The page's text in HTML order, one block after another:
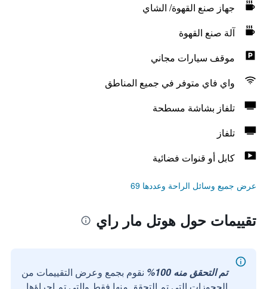
جهاز صنع القهوة/ الشاي
آلة صنع القهوة
موقف سيارات مجاني
واي فاي متوفر في جميع المناطق
تلفاز بشاشة مسطحة
تلفاز
كابل أو قنوات فضائية
عرض جميع وسائل الراحة وعددها 69
تقييمات حول هوتل مار راي
تم التحقق منه 100%
نقوم بجمع وعرض التقييمات من